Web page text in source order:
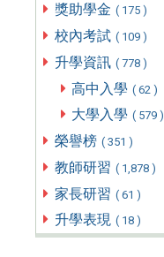
獎助學金 ( 175 )
校內考試 ( 109 )
升學資訊 ( 778 )
高中入學 ( 62 )
大學入學 ( 579 )
榮譽榜 ( 351 )
教師研習 ( 1,878 )
家長研習 ( 61 )
升學表現 ( 18 )